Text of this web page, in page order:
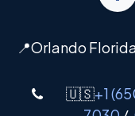
📍Orlando
🇺🇸+1